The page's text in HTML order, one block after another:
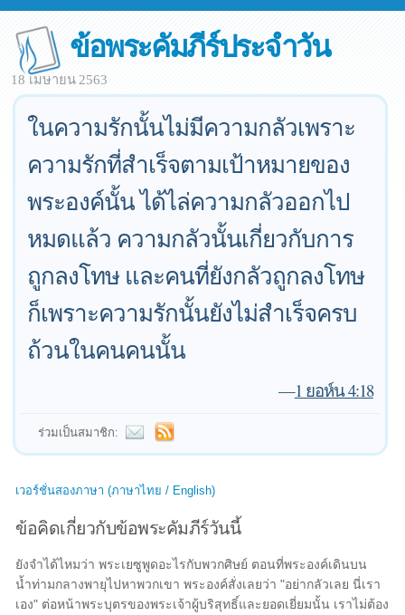
ข้อพระคัมภีร์ประจำวัน
18 เมษายน 2563
ในความรักนั้นไม่มีความกลัวเพราะ
ความรักที่สำเร็จตามเป้าหมายของ
พระองค์นั้น ได้ไล่ความกลัวออกไป
หมดแล้ว ความกลัวนั้นเกี่ยวกับการ
ถูกลงโทษ และคนที่ยังกลัวถูกลงโทษ
ก็เพราะความรักนั้นยังไม่สำเร็จครบ
ถ้วนในคนคนนั้น
—1 ยอห์น 4:18
ร่วมเป็นสมาชิก:
เวอร์ชั่นสองภาษา (ภาษาไทย / English)
ข้อคิดเกี่ยวกับข้อพระคัมภีร์วันนี้
ยังจำได้ไหมว่า พระเยซูพูดอะไรกับพวกศิษย์ ตอนที่พระองค์เดินบน
น้ำท่ามกลางพายุไปหาพวกเขา พระองค์สั่งเลยว่า "อย่ากลัวเลย นี่เรา
เอง" ต่อหน้าพระบุตรของพระเจ้าผู้บริสุทธิ์และยอดเยี่ยมนั้น เราไม่ต้อง